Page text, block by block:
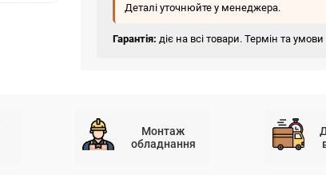
Деталі уточнюйте у менеджера.
Гарантія: діє на всі товари. Термін та
Монтаж
обладнання